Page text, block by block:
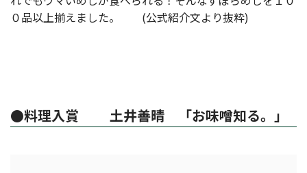
０品以上揃えました。 (公式紹介文より抜粋)
●料理入賞 土井善晴 「お味噌知る。」